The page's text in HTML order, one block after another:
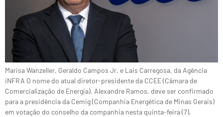
Marisa Wanzeller, Geraldo Campos Jr. e Lais Carregosa, da Agência
iNFRA O nome do atual diretor-presidente da CCEE (Câmara de
Comercialização de Energia), Alexandre Ramos, deve ser confirmado
para a presidência da Cemig (Companhia Energética de Minas Gerais)
em votação do conselho da companhia nesta quinta-feira (7),